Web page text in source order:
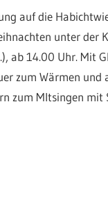
auf die
unter der
ab 14.00 Uhr. Mit
zum Wärmen
zum MItsingen mit